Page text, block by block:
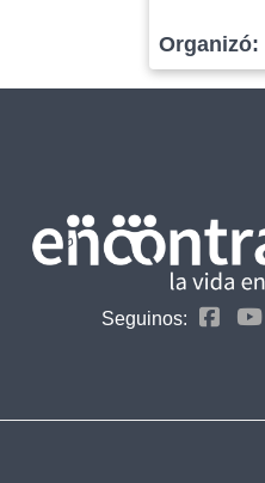
Organizó:
Seguinos: